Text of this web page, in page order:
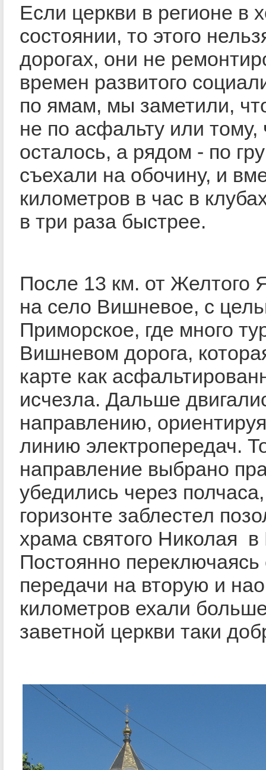
Если церкви в регионе в
состоянии, то этого
дорогах, они не
времен развитого
по ямам, мы заметили,
не по асфальту или тому,
осталось, а рядом - по
съехали на обочину, и
километров в час в
в три раза быстрее.
После 13 км. от Желтого
на село Вишневое, с
Приморское, где много
Вишневом дорога,
карте как
исчезла. Дальше
направлению,
линию электропередач.
направление выбрано
убедились через
горизонте заблестел
храма святого Николая
Постоянно переключаясь
передачи на вторую и
километров ехали
заветной церкви таки